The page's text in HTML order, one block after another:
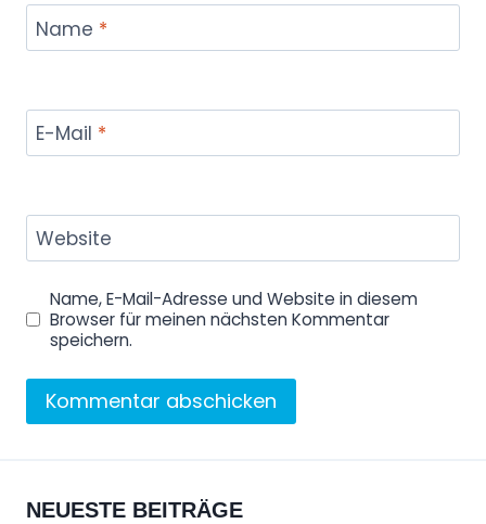
Name *
E-Mail *
Website
Name, E-Mail-Adresse und Website in diesem
Browser für meinen nächsten Kommentar
speichern.
NEUESTE BEITRÄGE